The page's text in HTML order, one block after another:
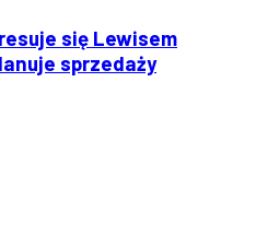
się Lewisem
sprzedaży